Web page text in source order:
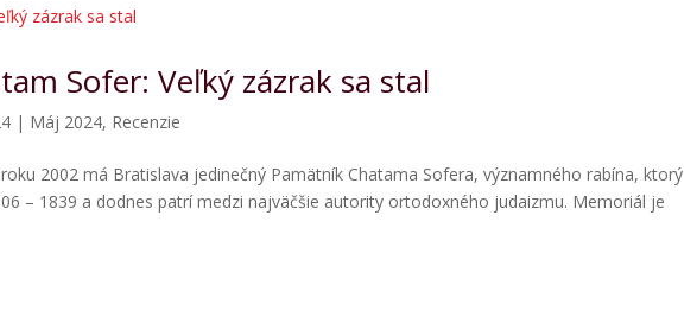
Sofer: Veľký zázrak sa stal
| Máj 2024, Recenzie
2002 má Bratislava jedinečný Pamätník Chatama Sofera, významného rabína, ktorý
– 1839 a dodnes patrí medzi najväčšie autority ortodoxného judaizmu. Memoriál je